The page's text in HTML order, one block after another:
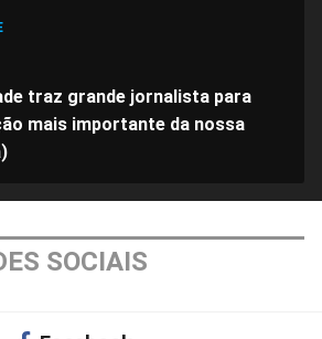
traz grande jornalista para
mais importante da nossa
SOCIAIS